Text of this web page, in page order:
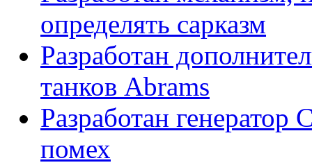
определять сарказм
Разработан
танков Abrams
Разработан
помех